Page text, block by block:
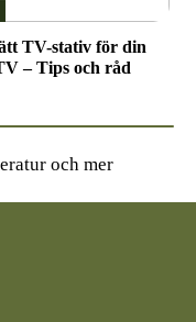
TV-stativ för din
– Tips och råd
och mer